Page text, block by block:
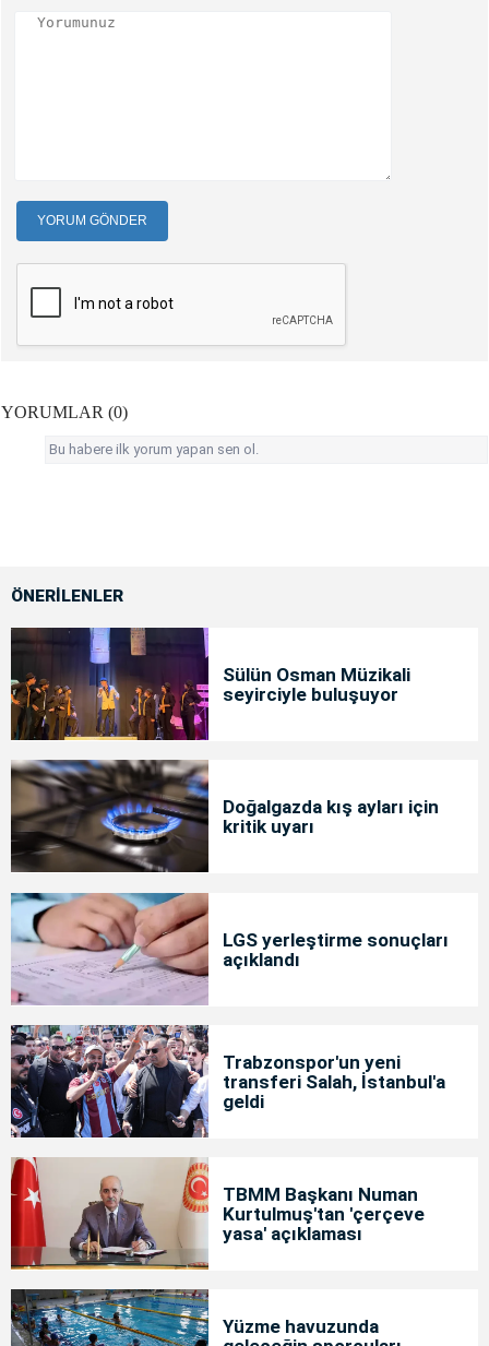
YORUM GÖNDER
YORUMLAR (0)
Bu habere ilk yorum yapan sen ol.
ÖNERİLENLER
Sülün Osman Müzikali
seyirciyle buluşuyor
Doğalgazda kış ayları için
kritik uyarı
LGS yerleştirme sonuçları
açıklandı
Trabzonspor'un yeni
transferi Salah, İstanbul'a
geldi
TBMM Başkanı Numan
Kurtulmuş'tan 'çerçeve
yasa' açıklaması
Yüzme havuzunda